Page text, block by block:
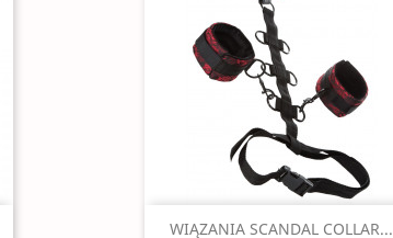
Szybki podgląd
WIĄZANIA SCANDAL COLLAR...